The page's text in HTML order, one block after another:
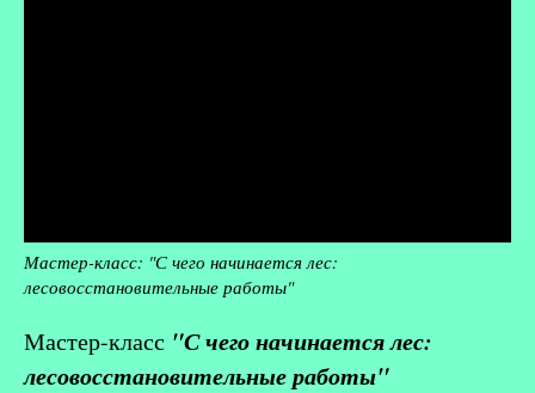
Мастер-класс: "С чего начинается лес:
лесовосстановительные работы"
Мастер-класс "С чего начинается лес:
лесовосстановительные работы"